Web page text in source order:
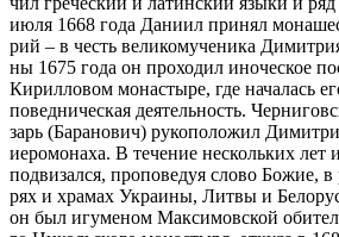
июля 1668 го­да Да­ни­ил при­нял
рий – в честь ве­ли­ко­му­че­ни­ка
ны 1675 го­да он про­хо­дил ино­че­ское
Ки­рил­ло­вом мо­на­сты­ре, где на­ча­лась
по­вед­ни­че­ская де­я­тель­ность.
зарь (Ба­ра­но­вич) ру­ко­по­ло­жил
иеро­мо­на­ха. В те­че­ние несколь­ких
под­ви­зал­ся, про­по­ве­дуя сло­во Бо­жие,
рях и хра­мах Укра­и­ны, Лит­вы и
он был игу­ме­ном Мак­си­мов­ской